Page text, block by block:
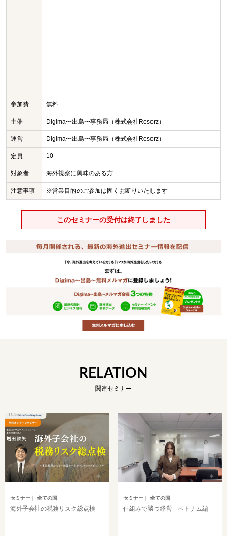
参加費 無料
主催 Digima〜出島〜事務局（株式会社Resorz）
運営 Digima〜出島〜事務局（株式会社Resorz）
定員 10
対象者 海外視察に興味のある方
注意事項 ※営業目的のご参加は固くお断りいたします
このセミナーの受付は終了しました
RELATION
関連セミナー
セミナー ｜ 全ての国
海外子会社の税務リスク総点検
セミナー｜ 全ての国
仕組みで勝つ経営 ベトナム編